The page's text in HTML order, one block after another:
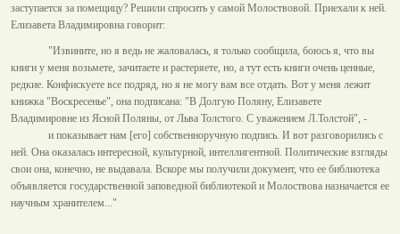
заступается за помещицу? Решили спросить у самой Молоствовой. Приехали к ней.
Елизавета Владимировна говорит:
"Извините, но я ведь не жаловалась, я только сообщила, боюсь я, что вы
книги у меня возьмете, зачитаете и растеряете, но, а тут есть книги очень ценные,
редкие. Конфискуете все подряд, но я не могу вам все отдать. Вот у меня лежит
книжка "Воскресенье", она подписана: "В Долгую Поляну, Елизавете
Владимировне из Ясной Поляны, от Льва Толстого. С уважением Л.Толстой", -
и показывает нам [его] собственноручную подпись. И вот разговорились с
ней. Она оказалась интересной, культурной, интеллигентной. Политические взгляды
свои она, конечно, не выдавала. Вскоре мы получили документ, что ее библиотека
объявляется государственной заповедной библиотекой и Молоствова назначается ее
научным хранителем..."